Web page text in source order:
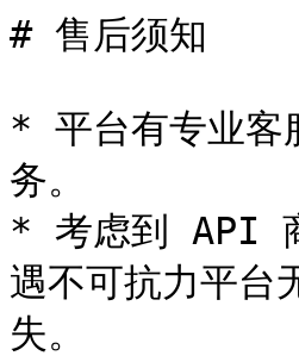
# 售后须知
* 平台有专业
务。
* 考虑到 API 商
遇不可抗力平台
失。